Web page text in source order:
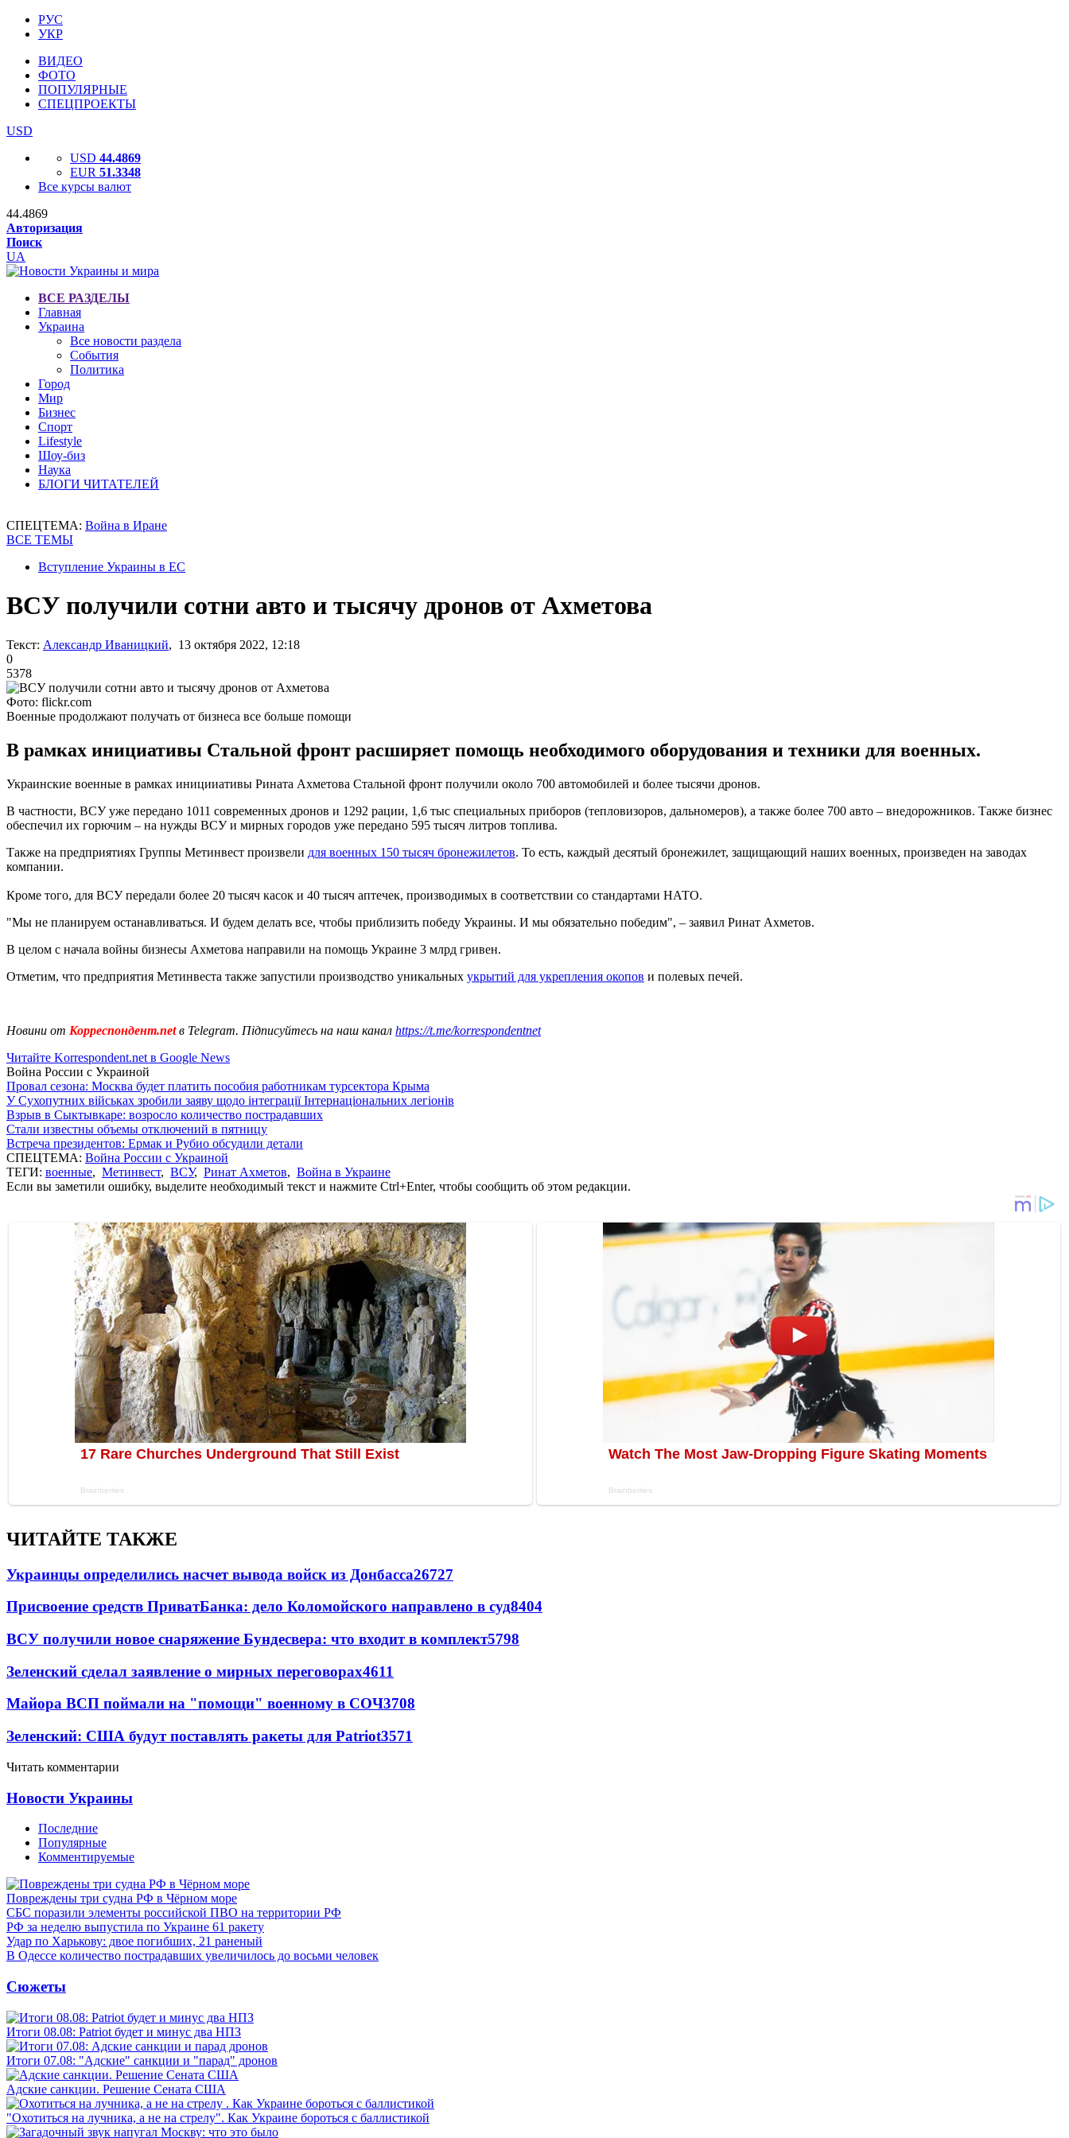
РУС
УКР
ВИДЕО
ФОТО
ПОПУЛЯРНЫЕ
СПЕЦПРОЕКТЫ
USD
USD 44.4869
EUR 51.3348
Все курсы валют
44.4869
Авторизация
Поиск
UA
ВСЕ РАЗДЕЛЫ
Главная
Украина
Все новости раздела
События
Политика
Город
Мир
Бизнес
Спорт
Lifestyle
Шоу-биз
Наука
БЛОГИ ЧИТАТЕЛЕЙ
СПЕЦТЕМА: Война в Иране
ВСЕ ТЕМЫ
Вступление Украины в ЕС
ВСУ получили сотни авто и тысячу дронов от Ахметова
Текст: Александр Иваницкий, 13 октября 2022, 12:18
0
5378
Фото: flickr.com
Военные продолжают получать от бизнеса все больше помощи
В рамках инициативы Стальной фронт расширяет помощь необходимого оборудования и техники для военных.
Украинские военные в рамках иницииативы Рината Ахметова Стальной фронт получили около 700 автомобилей и более тысячи дронов.
В частности, ВСУ уже передано 1011 современных дронов и 1292 рации, 1,6 тыс специальных приборов (тепловизоров, дальномеров), а также более 700 авто – внедорожников. Также бизнес
обеспечил их горючим – на нужды ВСУ и мирных городов уже передано 595 тысяч литров топлива.
Также на предприятиях Группы Метинвест произвели для военных 150 тысяч бронежилетов. То есть, каждый десятый бронежилет, защищающий наших военных, произведен на заводах
компании.
Кроме того, для ВСУ передали более 20 тысяч касок и 40 тысяч аптечек, производимых в соответствии со стандартами НАТО.
"Мы не планируем останавливаться. И будем делать все, чтобы приблизить победу Украины. И мы обязательно победим", – заявил Ринат Ахметов.
В целом с начала войны бизнесы Ахметова направили на помощь Украине 3 млрд гривен.
Отметим, что предприятия Метинвеста также запустили производство уникальных укрытий для укрепления окопов и полевых печей.
Новини от Корреспондент.netв Telegram. Підписуйтесь на наш канал https://t.me/korrespondentnet
Читайте Korrespondent.net в Google News
Война России с Украиной
Провал сезона: Москва будет платить пособия работникам турсектора Крыма
У Сухопутних військах зробили заяву щодо інтеграції Інтернаціональних легіонів
Взрыв в Сыктывкаре: возросло количество пострадавших
Стали известны объемы отключений в пятницу
Встреча президентов: Ермак и Рубио обсудили детали
СПЕЦТЕМА: Война России с Украиной
ТЕГИ: военные, Метинвест, ВСУ, Ринат Ахметов, Война в Украине
Если вы заметили ошибку, выделите необходимый текст и нажмите Ctrl+Enter, чтобы сообщить об этом редакции.
ЧИТАЙТЕ ТАКЖЕ
Украинцы определились насчет вывода войск из Донбасса26727
Присвоение средств ПриватБанка: дело Коломойского направлено в суд8404
ВСУ получили новое снаряжение Бундесвера: что входит в комплект5798
Зеленский сделал заявление о мирных переговорах4611
Майора ВСП поймали на "помощи" военному в СОЧ3708
Зеленский: США будут поставлять ракеты для Patriot3571
Читать комментарии
Новости Украины
Последние
Популярные
Комментируемые
Повреждены три судна РФ в Чёрном море
СБС поразили элементы российской ПВО на территории РФ
РФ за неделю выпустила по Украине 61 ракету
Удар по Харькову: двое погибших, 21 раненый
В Одессе количество пострадавших увеличилось до восьми человек
Сюжеты
Итоги 08.08: Patriot будет и минус два НПЗ
Итоги 07.08: "Адские" санкции и "парад" дронов
Адские санкции. Решение Сената США
"Охотиться на лучника, а не на стрелу". Как Украине бороться с баллистикой